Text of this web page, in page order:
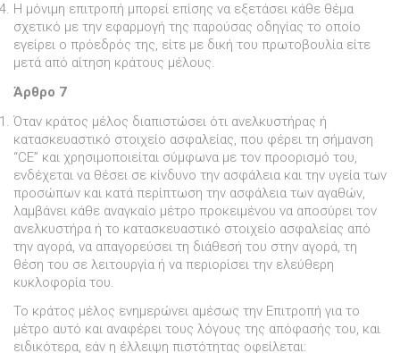
Η µόνιµη επιτροπή µπορεί επίσης να εξετάσει κάθε θέµα
σχετικό µε την εφαρµογή της παρούσας οδηγίας το οποίο
εγείρει ο πρόεδρός της, είτε µε δική του πρωτοβουλία είτε
µετά από αίτηση κράτους µέλους.
Άρθρο 7
Όταν κράτος µέλος διαπιστώσει ότι ανελκυστήρας ή
κατασκευαστικό στοιχείο ασφαλείας, που φέρει τη σήµανση
“CE” και χρησιµοποιείται σύµφωνα µε τον προορισµό του,
ενδέχεται να θέσει σε κίνδυνο την ασφάλεια και την υγεία των
προσώπων και κατά περίπτωση την ασφάλεια των αγαθών,
λαµβάνει κάθε αναγκαίο µέτρο προκειµένου να αποσύρει τον
ανελκυστήρα ή το κατασκευαστικό στοιχείο ασφαλείας από
την αγορά, να απαγορεύσει τη διάθεσή του στην αγορά, τη
θέση του σε λειτουργία ή να περιορίσει την ελεύθερη
κυκλοφορία του.
Το κράτος µέλος ενηµερώνει αµέσως την Επιτροπή για το
µέτρο αυτό και αναφέρει τους λόγους της απόφασής του, και
ειδικότερα, εάν η έλλειψη πιστότητας οφείλεται: